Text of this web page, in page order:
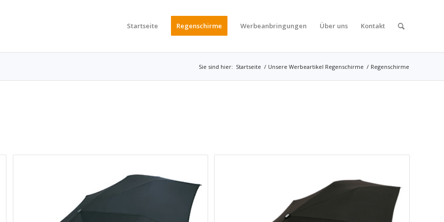
Startseite Regenschirme Werbeanbringungen Über uns Kontakt
Sie sind hier: Startseite / Unsere Werbeartikel Regenschirme / Regenschirme